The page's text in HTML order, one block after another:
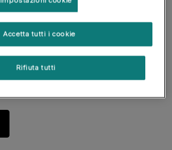
Elevati livelli di vitamina E
Rifiuta tutti
Accetta tutti i cookie